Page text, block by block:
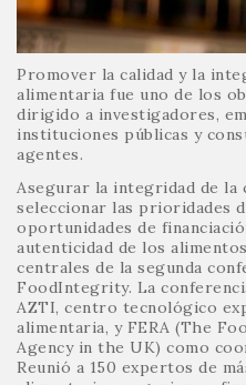
Promover la calidad y la
alimentaria fue uno de los
dirigido a investigadores,
instituciones públicas y
agentes.
Asegurar la integridad de la
seleccionar las prioridades
oportunidades de
autenticidad de los
centrales de la segunda
FoodIntegrity. La
AZTI, centro tecnológico
alimentaria, y FERA (The
Agency in the UK) como
Reunió a 150 expertos de